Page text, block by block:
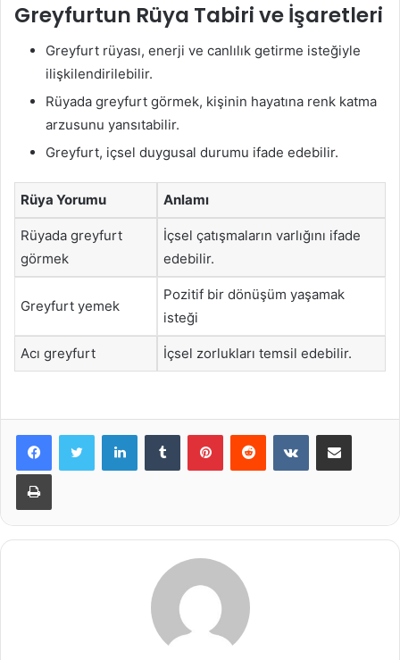
Greyfurtun Rüya Tabiri ve İşaretleri
Greyfurt rüyası, enerji ve canlılık getirme isteğiyle
ilişkilendirilebilir.
Rüyada greyfurt görmek, kişinin hayatına renk katma
arzusunu yansıtabilir.
Greyfurt, içsel duygusal durumu ifade edebilir.
Rüya Yorumu Anlamı
Rüyada greyfurt
görmek
İçsel çatışmaların varlığını ifade
edebilir.
Greyfurt yemek
Pozitif bir dönüşüm yaşamak
isteği
Acı greyfurt İçsel zorlukları temsil edebilir.
LinkedInTumblr PinterestReddit VKontakteE-Posta ile paylaş
Yazdır